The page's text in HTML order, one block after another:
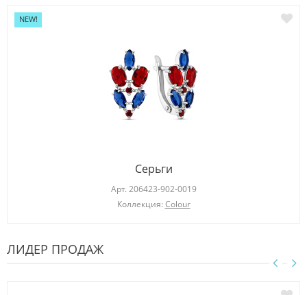
NEW!
Серьги
Арт. 206423-902-0019
Коллекция: Colour
ЛИДЕР ПРОДАЖ